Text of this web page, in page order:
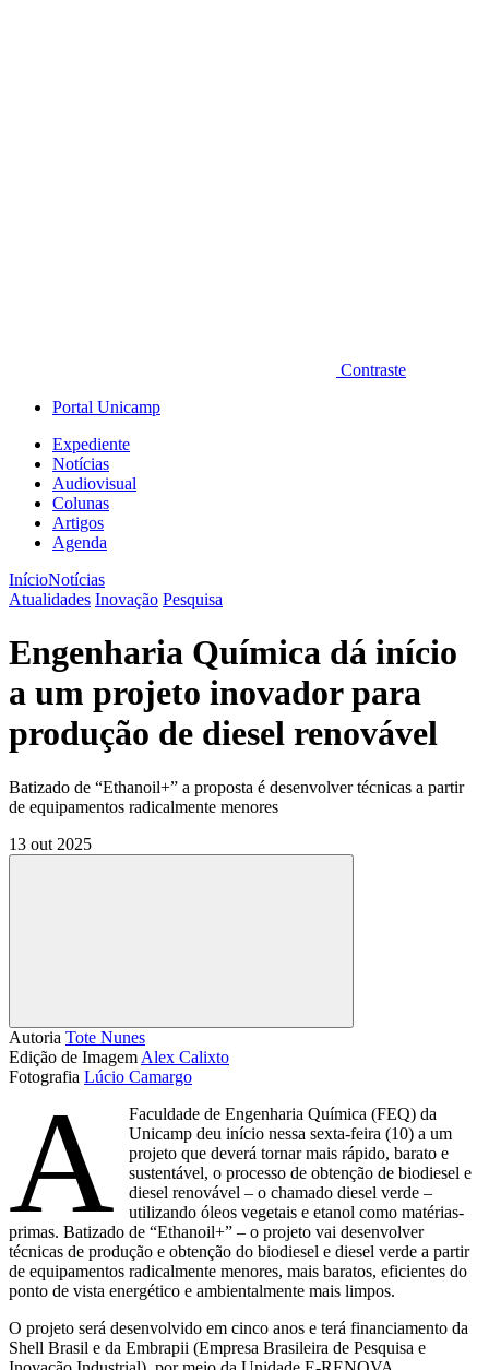
Contraste
Portal Unicamp
Expediente
Notícias
Audiovisual
Colunas
Artigos
Agenda
InícioNotícias
Atualidades Inovação Pesquisa
Engenharia Química dá início
a um projeto inovador para
produção de diesel renovável
Batizado de “Ethanoil+” a proposta é desenvolver técnicas a partir
de equipamentos radicalmente menores
13 out 2025
Compartilhar
Autoria Tote Nunes
Edição de Imagem Alex Calixto
Fotografia Lúcio Camargo
A
Faculdade de Engenharia Química (FEQ) da
Unicamp deu início nessa sexta-feira (10) a um
projeto que deverá tornar mais rápido, barato e
sustentável, o processo de obtenção de biodiesel e
diesel renovável – o chamado diesel verde –
utilizando óleos vegetais e etanol como matérias-
primas. Batizado de “Ethanoil+” – o projeto vai desenvolver
técnicas de produção e obtenção do biodiesel e diesel verde a partir
de equipamentos radicalmente menores, mais baratos, eficientes do
ponto de vista energético e ambientalmente mais limpos.
O projeto será desenvolvido em cinco anos e terá financiamento da
Shell Brasil e da Embrapii (Empresa Brasileira de Pesquisa e